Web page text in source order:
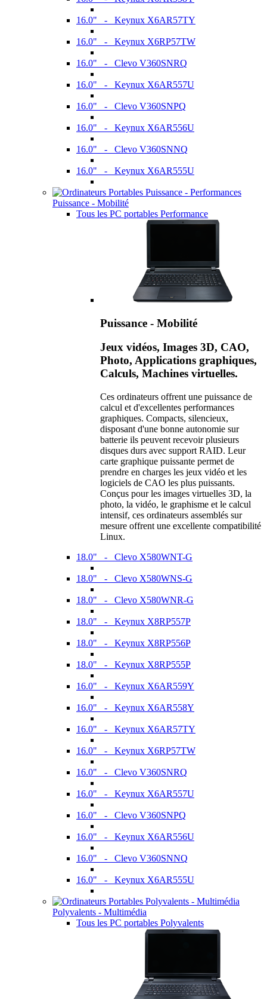
16.0" - Keynux X6AR57TY
16.0" - Keynux X6RP57TW
16.0" - Clevo V360SNRQ
16.0" - Keynux X6AR557U
16.0" - Clevo V360SNPQ
16.0" - Keynux X6AR556U
16.0" - Clevo V360SNNQ
16.0" - Keynux X6AR555U
Puissance - Mobilité
Tous les PC portables Performance
Puissance - Mobilité
Jeux vidéos, Images 3D, CAO,
Photo, Applications graphiques,
Calculs, Machines virtuelles.
Ces ordinateurs offrent une puissance de
calcul et d'excellentes performances
graphiques. Compacts, silencieux,
disposant d'une bonne autonomie sur
batterie ils peuvent recevoir plusieurs
disques durs avec support RAID. Leur
carte graphique puissante permet de
prendre en charges les jeux vidéo et les
logiciels de CAO les plus puissants.
Conçus pour les images virtuelles 3D, la
photo, la vidéo, le graphisme et le calcul
intensif, ces ordinateurs assemblés sur
mesure offrent une excellente compatibilité
Linux.
18.0" - Clevo X580WNT-G
18.0" - Clevo X580WNS-G
18.0" - Clevo X580WNR-G
18.0" - Keynux X8RP557P
18.0" - Keynux X8RP556P
18.0" - Keynux X8RP555P
16.0" - Keynux X6AR559Y
16.0" - Keynux X6AR558Y
16.0" - Keynux X6AR57TY
16.0" - Keynux X6RP57TW
16.0" - Clevo V360SNRQ
16.0" - Keynux X6AR557U
16.0" - Clevo V360SNPQ
16.0" - Keynux X6AR556U
16.0" - Clevo V360SNNQ
16.0" - Keynux X6AR555U
Polyvalents - Multimédia
Tous les PC portables Polyvalents